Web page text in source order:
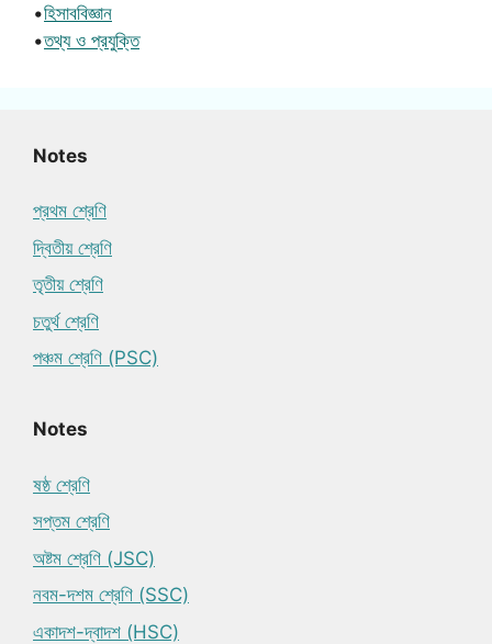
•হিসাববিজ্ঞান
•তথ্য ও প্রযুক্তি
Notes
প্রথম শ্রেণি
দ্বিতীয় শ্রেণি
তৃতীয় শ্রেণি
চতুর্থ শ্রেণি
পঞ্চম শ্রেণি (PSC)
Notes
ষষ্ঠ শ্রেণি
সপ্তম শ্রেণি
অষ্টম শ্রেণি (JSC)
নবম-দশম শ্রেণি (SSC)
একাদশ-দ্বাদশ (HSC)